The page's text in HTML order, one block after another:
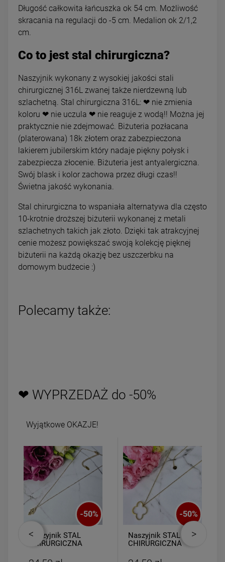
Długość całkowita łańcuszka ok 54 cm. Możliwość
skracania na regulacji do -5 cm. Medalion ok 2/1,2
cm.
Co to jest stal chirurgiczna?
Naszyjnik wykonany z wysokiej jakości stali
chirurgicznej 316L zwanej także nierdzewną lub
szlachetną. Stal chirurgiczna 316L: ❤ nie zmienia
koloru ❤ nie uczula ❤ nie reaguje z wodą!! Można jej
praktycznie nie zdejmować. Biżuteria pozłacana
(platerowana) 18k złotem oraz zabezpieczona
lakierem jubilerskim który nadaje piękny połysk i
zabezpiecza złocenie. Biżuteria jest antyalergiczna.
Swój blask i kolor zachowa przez długi czas!!
Świetna jakość wykonania.
Stal chirurgiczna to wspaniała alternatywa dla często
10-krotnie droższej biżuterii wykonanej z metali
szlachetnych takich jak złoto. Dzięki tak atrakcyjnej
cenie możesz powiększać swoją kolekcję pięknej
biżuterii na każdą okazję bez uszczerbku na
domowym budżecie :)
Polecamy także:
❤ WYPRZEDAŻ do -50%
Wyjątkowe OKAZJE!
-50%
Naszyjnik STAL
CHIRURGICZNA
-50%
Naszyjnik STAL
CHIRURGICZNA
ażurowa cyrkonie